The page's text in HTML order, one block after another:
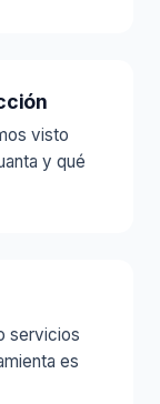
visto
y qué
servicios
es